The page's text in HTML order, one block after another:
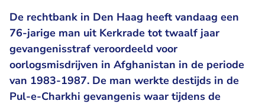
De rechtbank in Den Haag heeft vandaag een
76-jarige man uit Kerkrade tot twaalf jaar
gevangenisstraf veroordeeld voor
oorlogsmisdrijven in Afghanistan in de periode
van 1983-1987. De man werkte destijds in de
Pul-e-Charkhi gevangenis waar tijdens de